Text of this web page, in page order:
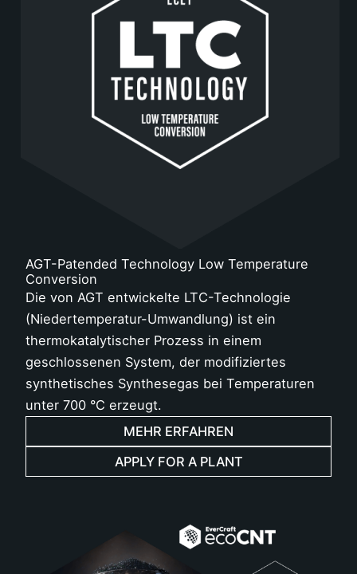
AGT-Patended Technology Low Temperature
Conversion
Die von AGT entwickelte LTC-Technologie
(Niedertemperatur-Umwandlung) ist ein
thermokatalytischer Prozess in einem
geschlossenen System, der modifiziertes
synthetisches Synthesegas bei Temperaturen
unter 700 °C erzeugt.
MEHR ERFAHREN
APPLY FOR A PLANT